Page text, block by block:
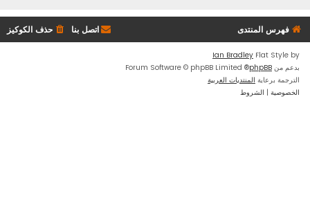
فهرس المنتدى حذف الكوكيز اتصل بنا
Flat Style by
Ian Bradley
بدعم من phpBB
® Forum Software © phpBB Limited
الترجمة برعاية المنتديات العربية
الخصوصية | الشروط